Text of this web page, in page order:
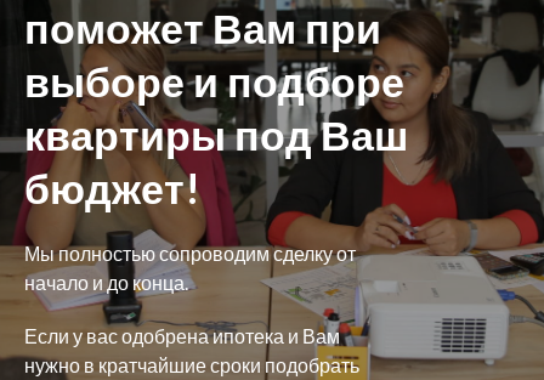
поможет Вам при
выборе и подборе
квартиры под Ваш
бюджет!
Мы полностью сопроводим сделку от
начало и до конца.
Если у вас одобрена ипотека и Вам
нужно в кратчайшие сроки подобрать